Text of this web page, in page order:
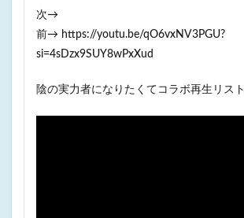
次→
前→ https://youtu.be/qO6vxNV3PGU?
si=4sDzx9SUY8wPxXud
陰の実力者になりたくてコラボ再生リスト